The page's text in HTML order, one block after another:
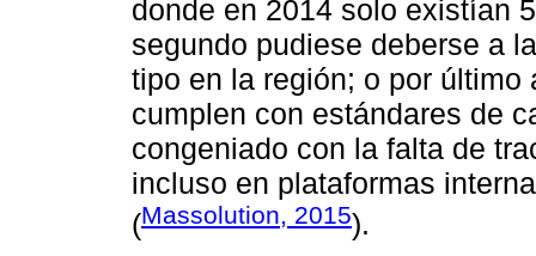
donde en 2014 solo existían
segundo pudiese deberse a
tipo en la región; o por
cumplen con estándares de
congeniado con la falta de
incluso en plataformas
(Massolution, 2015).